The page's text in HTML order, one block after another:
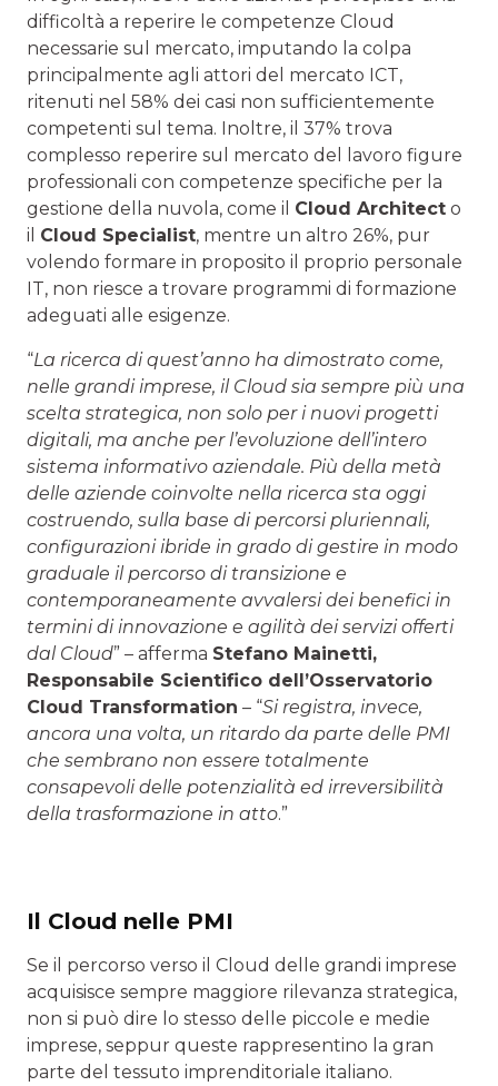
difficoltà a reperire le competenze Cloud
necessarie sul mercato, imputando la colpa
principalmente agli attori del mercato ICT,
ritenuti nel 58% dei casi non sufficientemente
competenti sul tema. Inoltre, il 37% trova
complesso reperire sul mercato del lavoro figure
professionali con competenze specifiche per la
gestione della nuvola, come il Cloud Architect o
il Cloud Specialist, mentre un altro 26%, pur
volendo formare in proposito il proprio personale
IT, non riesce a trovare programmi di formazione
adeguati alle esigenze.
“La ricerca di quest’anno ha dimostrato come,
nelle grandi imprese, il Cloud sia sempre più una
scelta strategica, non solo per i nuovi progetti
digitali, ma anche per l’evoluzione dell’intero
sistema informativo aziendale. Più della metà
delle aziende coinvolte nella ricerca sta oggi
costruendo, sulla base di percorsi pluriennali,
configurazioni ibride in grado di gestire in modo
graduale il percorso di transizione e
contemporaneamente avvalersi dei benefici in
termini di innovazione e agilità dei servizi offerti
dal Cloud” – afferma Stefano Mainetti,
Responsabile Scientifico dell’Osservatorio
Cloud Transformation – “Si registra, invece,
ancora una volta, un ritardo da parte delle PMI
che sembrano non essere totalmente
consapevoli delle potenzialità ed irreversibilità
della trasformazione in atto.”
Il Cloud nelle PMI
Se il percorso verso il Cloud delle grandi imprese
acquisisce sempre maggiore rilevanza strategica,
non si può dire lo stesso delle piccole e medie
imprese, seppur queste rappresentino la gran
parte del tessuto imprenditoriale italiano.